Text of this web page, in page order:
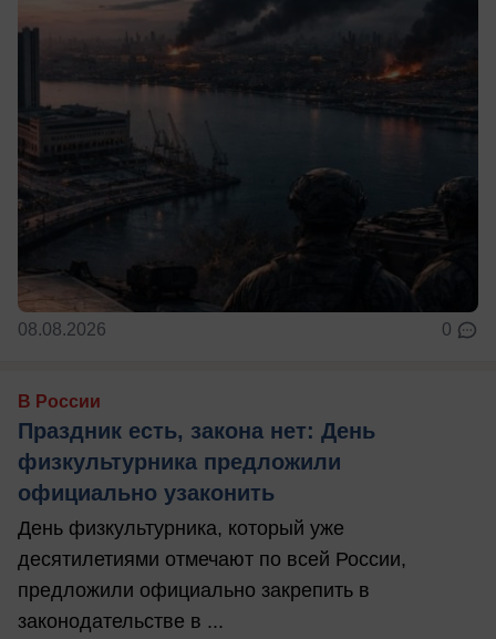
08.08.2026 0
В России
Праздник есть, закона нет: День
физкультурника предложили
официально узаконить
День физкультурника, который уже
десятилетиями отмечают по всей России,
предложили официально закрепить в
законодательстве в ...